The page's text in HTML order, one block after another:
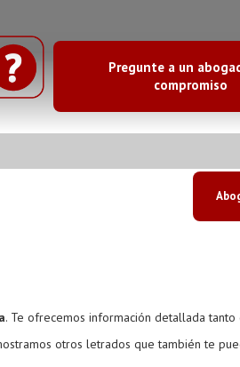
Pregunte a un
compromiso
. Te ofrecemos información detallada
otros letrados que también te